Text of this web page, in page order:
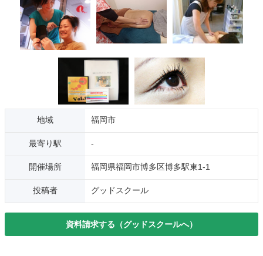
地域 福岡市
最寄り駅 -
開催場所 福岡県福岡市博多区博多駅東1-1
投稿者 グッドスクール
資料請求する（グッドスクールへ）